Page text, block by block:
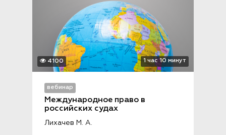
4100 1 час 10 минут
вебинар
Международное право в
российских судах
Лихачев М. А.